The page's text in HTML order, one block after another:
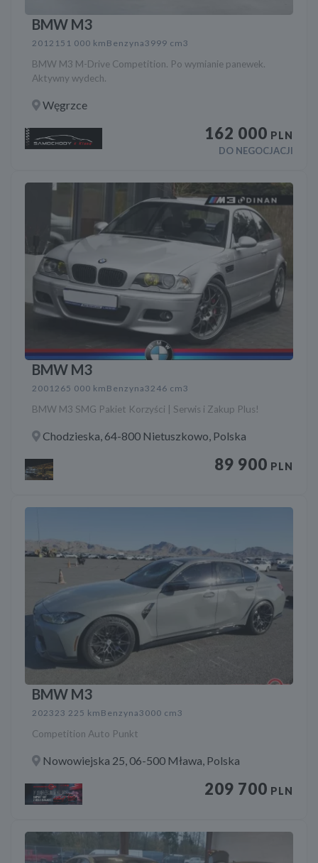
BMW M3
2012 151 000 km Benzyna3999 cm3
BMW M3 M-Drive Competition. Po wymianie panewek.
Aktywny wydech.
Węgrzce
162 000 PLN
DO NEGOCJACJI
BMW M3
2001265 000 km Benzyna3246 cm3
BMW M3 SMG Pakiet Korzyści | Serwis i Zakup Plus!
Chodzieska, 64-800 Nietuszkowo, Polska
89 900 PLN
BMW M3
202323 225 km Benzyna3000 cm3
Competition Auto Punkt
Nowowiejska 25, 06-500 Mława, Polska
209 700 PLN